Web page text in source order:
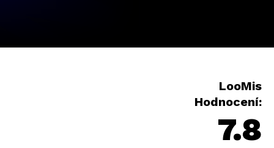
LooMis
Hodnocení:
7.8